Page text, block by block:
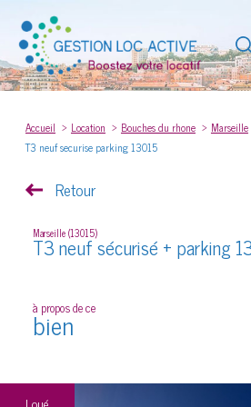
Accueil 0 Langue
fr
Accueil Location Bouches du rhone Marseille
T3 neuf securise parking 13015
Retour
Marseille (13015)
T3 neuf sécurisé + parking
à propos de ce
bien